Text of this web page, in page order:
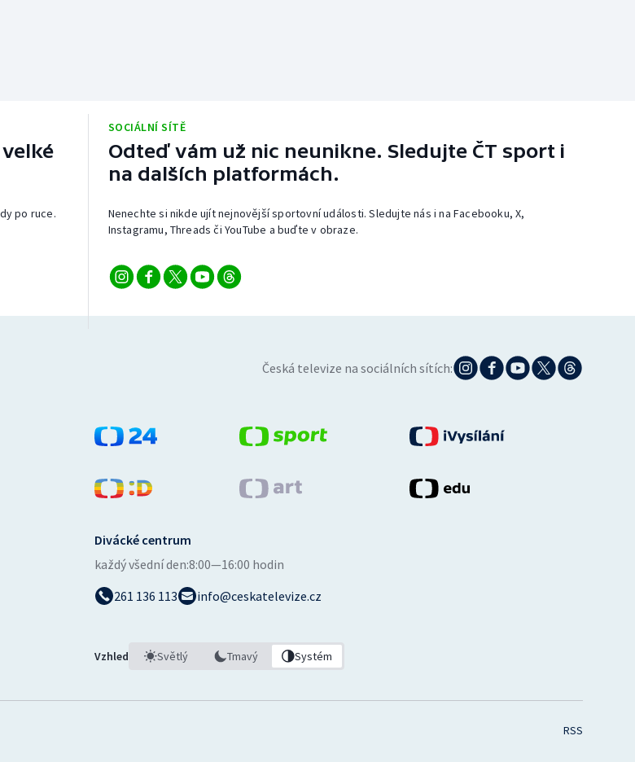
po ruce.
SOCIÁLNÍ SÍTĚ
Odteď vám už nic neunikne. Sledujte ČT sport i
na dalších platformách.
Nenechte si nikde ujít nejnovější sportovní události. Sledujte nás i na Facebooku, X,
Instagramu, Threads či YouTube a buďte v obraze.
Česká televize na sociálních sítích:
Divácké centrum
každý všední den:8:00—16:00 hodin
261 136 113
info@ceskatelevize.cz
Vzhled Světlý Tmavý Systém
RSS